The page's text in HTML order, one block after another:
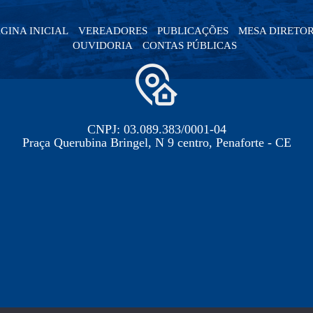
INICIAL VEREADORES PUBLICAÇÕES
MESA
OUVIDORIA
CONTAS PÚBLICAS
CNPJ: 03.089.383/0001-04
Praça Querubina Bringel, N 9 centro, Penaforte - CE